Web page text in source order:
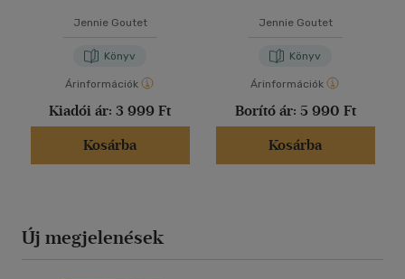
Jennie Goutet
Könyv
Árinformációk
Kiadói ár: 3 999 Ft
Kosárba
Jennie Goutet
Könyv
Árinformációk
Borító ár: 5 990 Ft
Kosárba
Új megjelenések